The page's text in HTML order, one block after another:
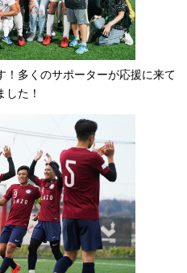
多くのサポーターが応援に来て
した！